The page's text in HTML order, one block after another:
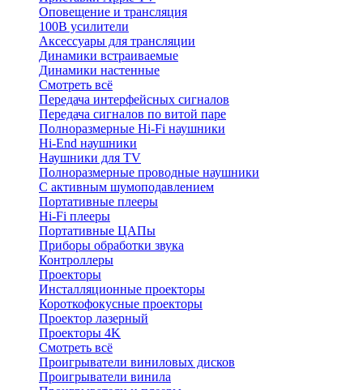
Оповещение и трансляция
100В усилители
Аксессуары для трансляции
Динамики встраиваемые
Динамики настенные
Смотреть всё
Передача интерфейсных сигналов
Передача сигналов по витой паре
Полноразмерные Hi-Fi наушники
Hi-End наушники
Наушники для TV
Полноразмерные проводные наушники
С активным шумоподавлением
Портативные плееры
Hi-Fi плееры
Портативные ЦАПы
Приборы обработки звука
Контроллеры
Проекторы
Инсталляционные проекторы
Короткофокусные проекторы
Проектор лазерный
Проекторы 4K
Смотреть всё
Проигрыватели виниловых дисков
Проигрыватели винила